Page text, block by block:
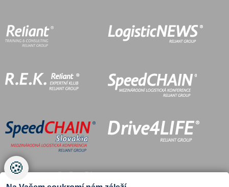
🍪